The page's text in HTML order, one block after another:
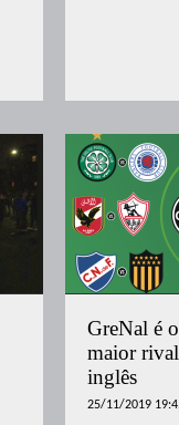
GreNal é
maior
inglês
25/11/2019